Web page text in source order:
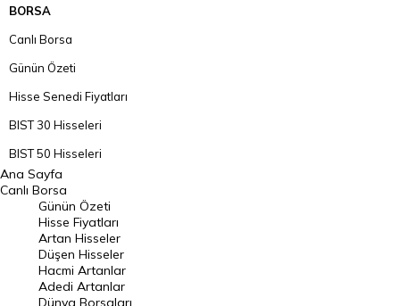
BORSA
Canlı Borsa
Günün Özeti
Hisse Senedi Fiyatları
BIST 30 Hisseleri
BIST 50 Hisseleri
BIST 100 Hisseleri
En Çok Artan Hisseler
En Çok Düşen Hisseler
Hacmi Artanlar
Geçmiş Kapanışlar
Ana Sayfa
Canlı Borsa
Günün Özeti
Hisse Fiyatları
Artan Hisseler
Düşen Hisseler
Hacmi Artanlar
Adedi Artanlar
Dünya Borsaları